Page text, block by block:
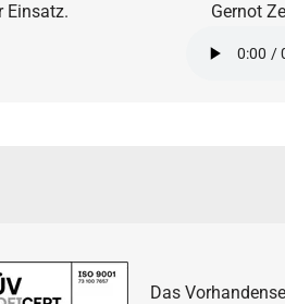
Einsatz.
Gernot
Das